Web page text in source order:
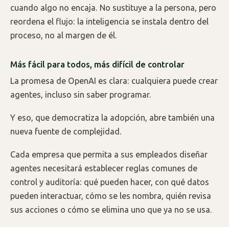
cuando algo no encaja. No sustituye a la persona, pero
reordena el flujo: la inteligencia se instala dentro del
proceso, no al margen de él.
Más fácil para todos, más difícil de controlar
La promesa de OpenAI es clara: cualquiera puede crear
agentes, incluso sin saber programar.
Y eso, que democratiza la adopción, abre también una
nueva fuente de complejidad.
Cada empresa que permita a sus empleados diseñar
agentes necesitará establecer reglas comunes de
control y auditoría: qué pueden hacer, con qué datos
pueden interactuar, cómo se les nombra, quién revisa
sus acciones o cómo se elimina uno que ya no se usa.